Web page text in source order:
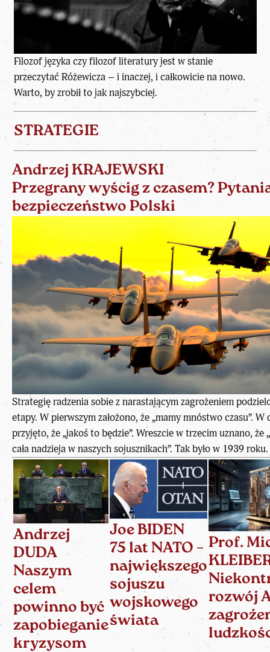
Filozof języka czy filozof literatury jest w stanie
przeczytać Różewicza – i inaczej, i całkowicie na nowo.
Warto, by zrobił to jak najszybciej.
STRATEGIE
Andrzej KRAJEWSKI
Przegrany wyścig z czasem?
bezpieczeństwo Polski
Strategię radzenia sobie z narastającym zagrożeniem
etapy. W pierwszym założono, że „mamy mnóstwo czasu”. W
przyjęto, że „jakoś to będzie”. Wreszcie w trzecim uznano, że
cała nadzieja w naszych sojusznikach”. Tak było w 1939
Andrzej
DUDA
Naszym
celem
powinno być
zapobieganie
kryzysom
Joe BIDEN
75 lat NATO –
największego
sojuszu
wojskowego
świata
Prof.
rozwój